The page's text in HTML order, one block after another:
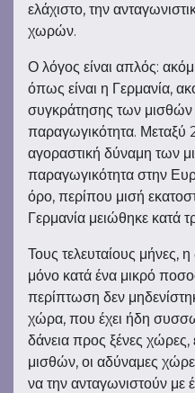
ελάχιστο, την
χωρών.
Ο λόγος είναι απλός:
όπως είναι η Γερμανία,
συγκράτησης των
παραγωγικότητα.
αγοραστική δύναμη των
παραγωγικότητα στην
όρο, περίπου μισή
Γερμανία μειώθηκε κατά
Τους τελευταίους μήνες,
μόνο κατά ένα μικρό
περίπτωση δεν
χώρα, που έχει ήδη
δάνεια προς ξένες χώρες,
μισθών, οι αδύναμες
να την ανταγωνιστούν